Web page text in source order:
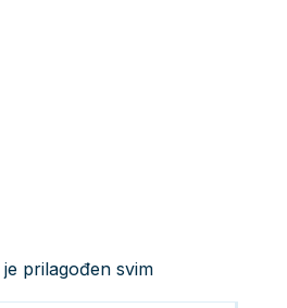
je prilagođen svim